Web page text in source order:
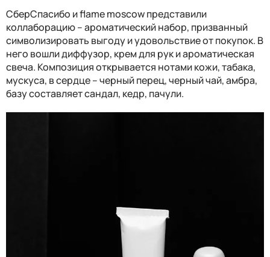
СберСпасибо и flame moscow представили
коллаборацию – ароматический набор, призванный
символизировать выгоду и удовольствие от покупок. В
него вошли диффузор, крем для рук и ароматическая
свеча. Композиция открывается нотами кожи, табака,
мускуса, в сердце – черный перец, черный чай, амбра,
базу составляет сандал, кедр, пачули.